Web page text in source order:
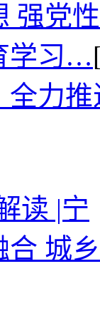
强党
学习…
全力